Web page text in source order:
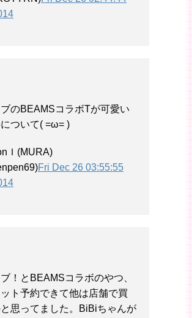
のBEAMSコラボTが可愛い
ついて( =ω= )
Ｉ(MURA)
Fri Dec 26 03:55:55
！とBEAMSコラボのやつ、
ト予約できて他は店舗で買
思ってました。BiBiちゃんが